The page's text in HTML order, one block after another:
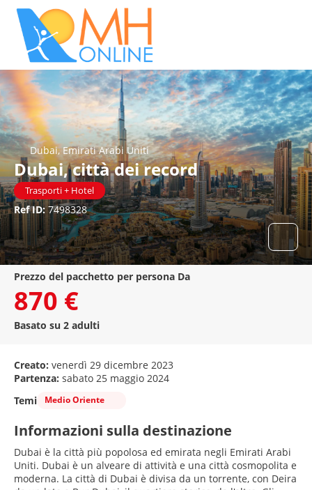
Dubai, Emirati Arabi Uniti
Dubai, città dei record
Trasporti + Hotel
Ref ID:7498328
prezzo del pacchetto per persona Da
870 €
Basato su 2 adulti
Creato: venerdì 29 dicembre 2023
Partenza: sabato 25 maggio 2024
Temi
Medio Oriente
Informazioni sulla destinazione
Dubai è la città più popolosa ed emirata negli Emirati Arabi
Uniti. Dubai è un alveare di attività e una città cosmopolita e
moderna. La città di Dubai è divisa da un torrente, con Deira